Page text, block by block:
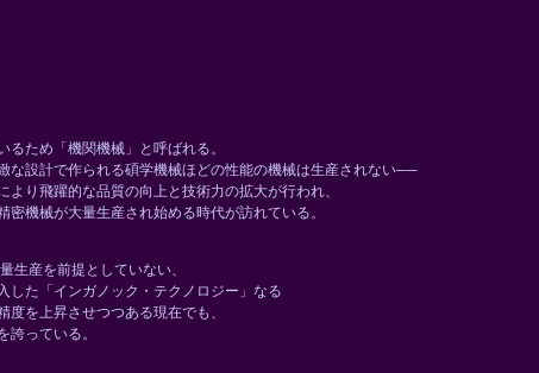
ため「機関機械」と呼ばれる。
な設計で作られる碩学機械ほどの性能の機械は生産されない──
り飛躍的な品質の向上と技術力の拡大が行われ、
機械が大量生産され始める時代が訪れている。
産を前提としていない、
した「インガノック・テクノロジー」なる
を上昇させつつある現在でも、
っている。